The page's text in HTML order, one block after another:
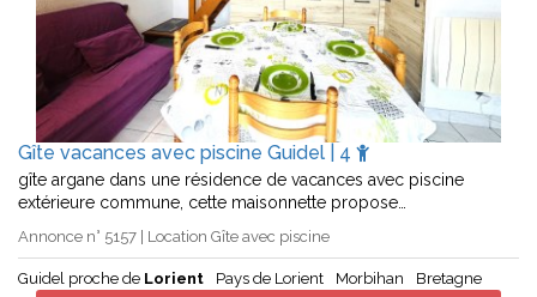
Gîte vacances avec piscine Guidel | 4
gîte argane dans une résidence de vacances avec piscine
extérieure commune, cette maisonnette propose…
Annonce n° 5157 | Location Gîte avec piscine
Guidel proche de Lorient Pays de Lorient Morbihan Bretagne